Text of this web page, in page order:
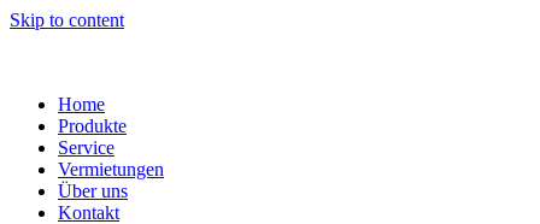
Skip to content
Home
Produkte
Service
Vermietungen
Über uns
Kontakt